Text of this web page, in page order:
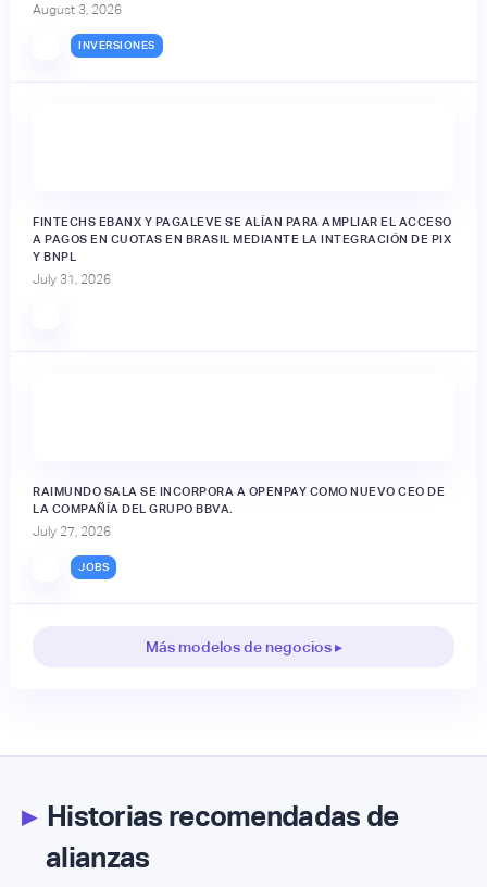
August 3, 2026
INVERSIONES
FINTECHS EBANX Y PAGALEVE SE ALÍAN PARA AMPLIAR EL ACCESO
A PAGOS EN CUOTAS EN BRASIL MEDIANTE LA INTEGRACIÓN DE PIX
Y BNPL
July 31, 2026
RAIMUNDO SALA SE INCORPORA A OPENPAY COMO NUEVO CEO DE
LA COMPAÑÍA DEL GRUPO BBVA.
July 27, 2026
JOBS
Más modelos de negocios ▸
▸Historias recomendadas de
alianzas